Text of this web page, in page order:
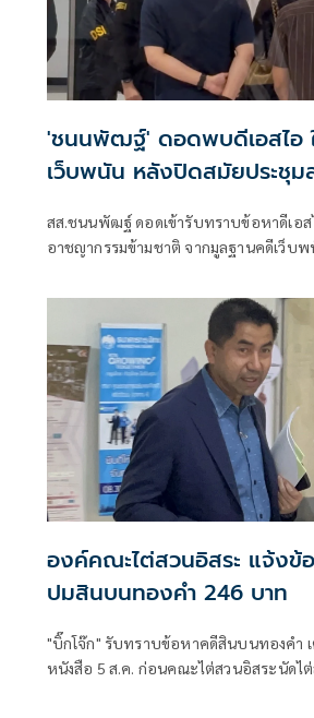
'ชนนพัฒฐ์' ดอดพบดีเอสไอ
เว็บพนัน หลังปิดสมัยประชุม
สส.ชนนพัฒฐ์ ดอดเข้ารับทราบข้อหาดีเอส
อาชญากรรมข้ามชาติ จากมูลฐานคดีเว็บ
สอบสวนปากคำเพิ่มเติมตามประเด็นทาง
องค์คณะไต่สวนอิสระ แจ้งข้
ปมสินบนทองคำ 246 บาท
"บิ๊กโจ๊ก" รับทราบข้อหาคดีสินบนทองคำ
หนังสือ 5 ส.ค. ก่อนคณะไต่สวนอิสระนัดไ